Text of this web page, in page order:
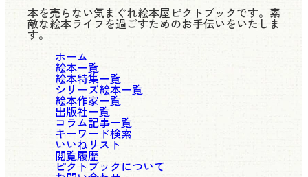
本を売らない気まぐれ絵本屋ピクトブックです。素
敵な絵本ライフを過ごすためのお手伝いをいたしま
す。
ホーム
絵本一覧
絵本特集一覧
シリーズ絵本一覧
絵本作家一覧
出版社一覧
コラム記事一覧
キーワード検索
いいねリスト
閲覧履歴
ピクトブックについて